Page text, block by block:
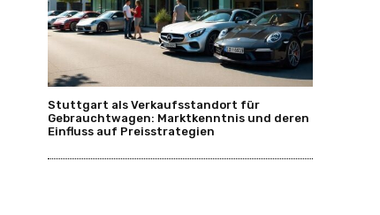
Stuttgart als Verkaufsstandort für
Gebrauchtwagen: Marktkenntnis und deren
Einfluss auf Preisstrategien